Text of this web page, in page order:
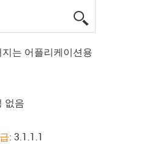
는 어플리케이션용
없음
: 3.1.1.1